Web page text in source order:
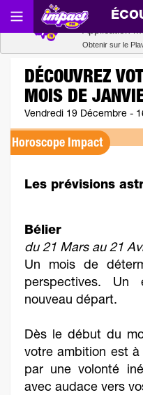
DÉCOUVREZ
MOIS DE
Vendredi 19 Décembre -
Horoscope Impact
Les prévisions
Bélier
du 21 Mars au 21
Un mois de
perspectives. Un
nouveau départ.
Dès le début du
votre ambition est à
par une volonté
avec audace vers
Radio
Obtenir sur le